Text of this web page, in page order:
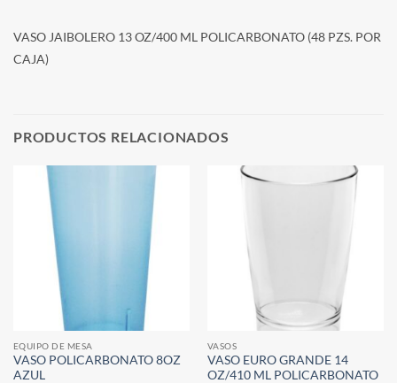
VASO JAIBOLERO 13 OZ/400 ML POLICARBONATO (48 PZS. POR
CAJA)
PRODUCTOS RELACIONADOS
EQUIPO DE MESA
VASO POLICARBONATO 8OZ
AZUL
VASOS
VASO EURO GRANDE 14
OZ/410 ML POLICARBONATO